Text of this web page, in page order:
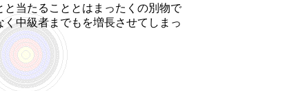
当たることとはまったくの別物で
中級者までもを増長させてしまっ